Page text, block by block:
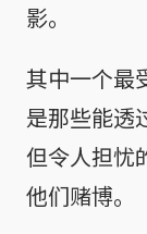
影。
其中一个最
是那些能透
但令人担忧
他们赌博。